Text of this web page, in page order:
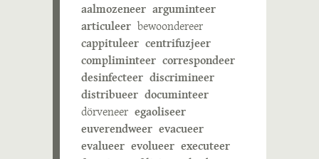
aalmozeneer arguminteer
articuleer bewoondereer
cappituleer centrifuzjeer
compliminteer correspondeer
desinfecteer discrimineer
distribueer documinteer
dörveneer egaoliseer
euverendweer evacueer
evalueer evolueer executeer